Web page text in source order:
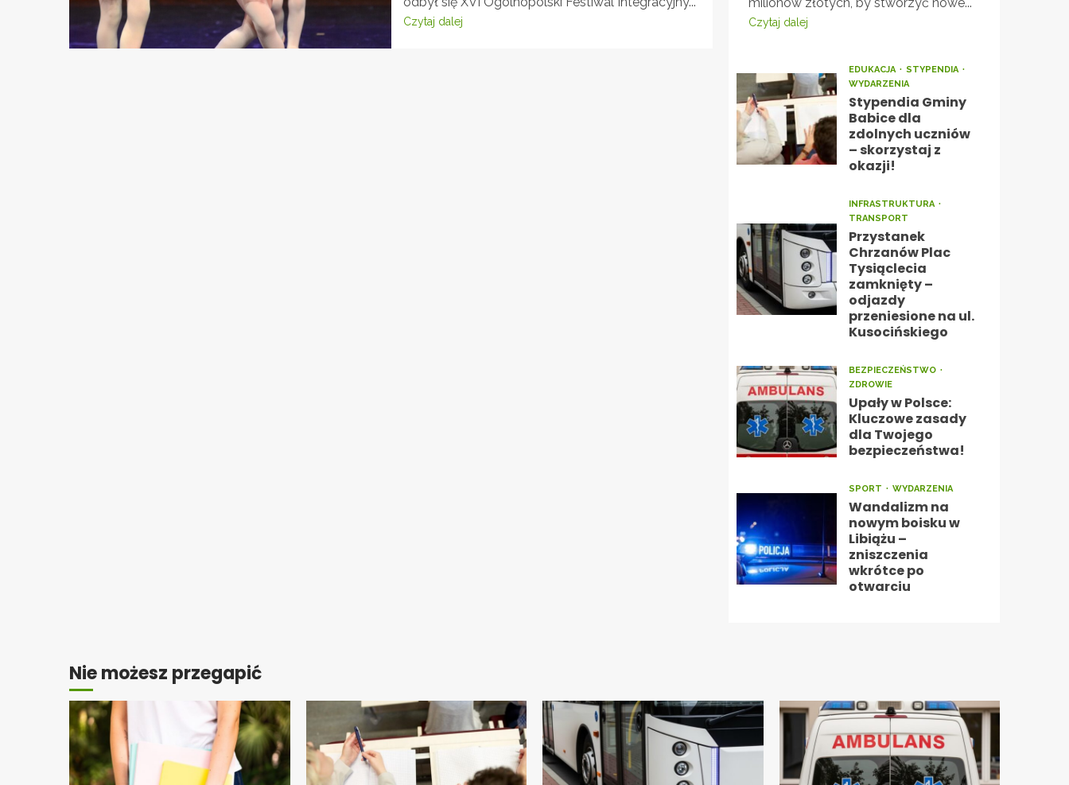
Czytaj dalej Czytaj dalej
EDUKACJA
STYPENDIA
WYDARZENIA
Stypendia Gminy
Babice dla
zdolnych uczniów
– skorzystaj z
okazji!
INFRASTRUKTURA
TRANSPORT
Przystanek
Chrzanów Plac
Tysiąclecia
zamknięty –
odjazdy
przeniesione na ul.
Kusocińskiego
BEZPIECZEŃSTWO
ZDROWIE
Upały w Polsce:
Kluczowe zasady
dla Twojego
bezpieczeństwa!
SPORT WYDARZENIA
Wandalizm na
nowym boisku w
Libiążu –
zniszczenia
wkrótce po
otwarciu
Nie możesz przegapić